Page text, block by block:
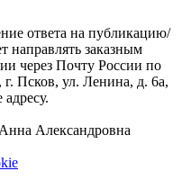
ответа на публикацию/
направлять заказным
через Почту России по
г. Псков, ул. Ленина, д. 6а,
Александровна